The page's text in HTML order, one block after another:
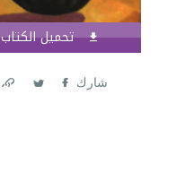
تحميل الكتاب
شارك